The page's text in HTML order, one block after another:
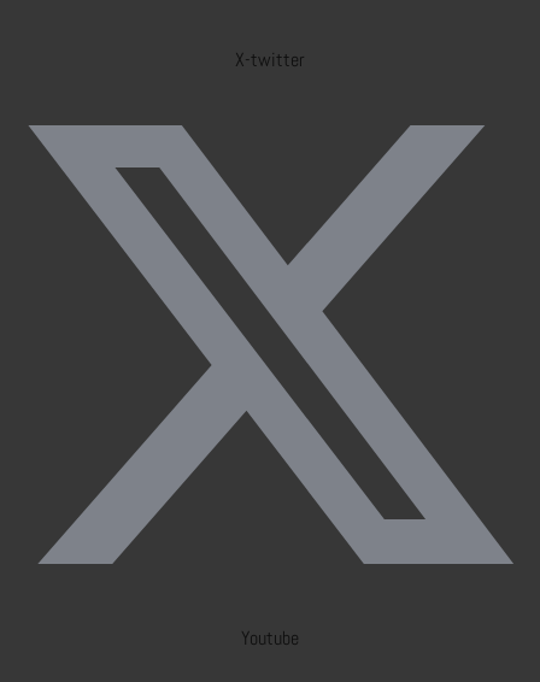
X-twitter
Youtube